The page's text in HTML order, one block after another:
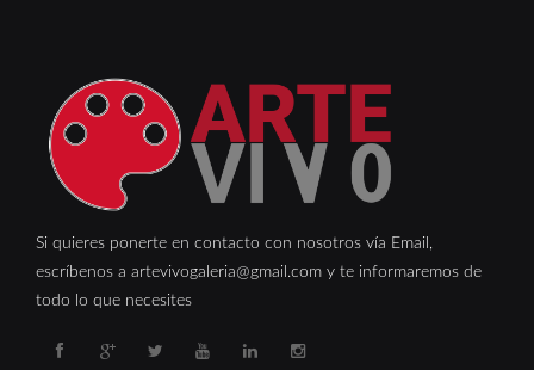
Si quieres ponerte en contacto con nosotros vía Email,
escríbenos a artevivogaleria@gmail.com y te informaremos de
todo lo que necesites